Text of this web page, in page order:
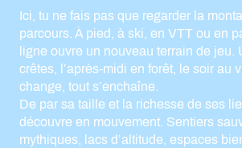
Ici, tu ne fais pas que regarder la
parcours. À pied, à ski, en VTT ou en
ligne ouvre un nouveau terrain de jeu.
crêtes, l’après-midi en forêt, le soir au
change, tout s’enchaîne.
De par sa taille et la richesse de ses
découvre en mouvement. Sentiers
mythiques, lacs d’altitude, espaces